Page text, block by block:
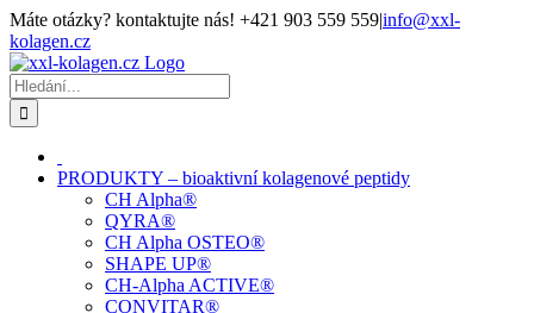
Přeskočit
na
obsah
Máte otázky? kontaktujte nás! +421 903 559 559|info@xxl-
kolagen.cz
Facebook
Hledat:
PRODUKTY – bioaktivní kolagenové peptidy
CH Alpha®
QYRA®
CH Alpha OSTEO®
SHAPE UP®
CH-Alpha ACTIVE®
CONVITAR®